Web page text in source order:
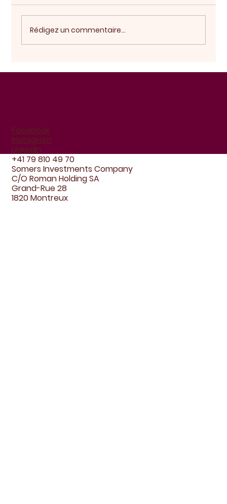
Acheter sur plan
Rédigez un commentaire...
Facebook
Instagram
LinkedIn
+41 79 810 49 70
Somers Investments Company
C/O Roman Holding SA
Grand-Rue 28
1820 Montreux